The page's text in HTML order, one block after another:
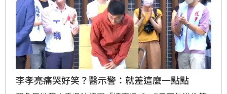
李孝亮痛哭好笑？醫示警：就差這麼一點點